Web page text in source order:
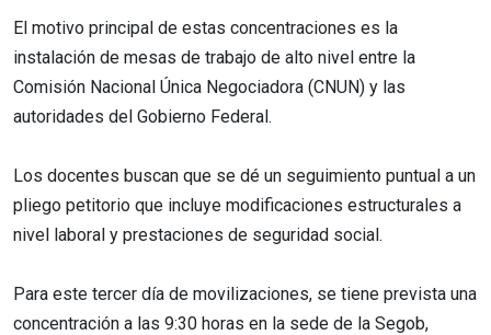
El motivo principal de estas concentraciones es la
instalación de mesas de trabajo de alto nivel entre la
Comisión Nacional Única Negociadora (CNUN) y las
autoridades del Gobierno Federal.
Los docentes buscan que se dé un seguimiento puntual a un
pliego petitorio que incluye modificaciones estructurales a
nivel laboral y prestaciones de seguridad social.
Para este tercer día de movilizaciones, se tiene prevista una
concentración a las 9:30 horas en la sede de la Segob,